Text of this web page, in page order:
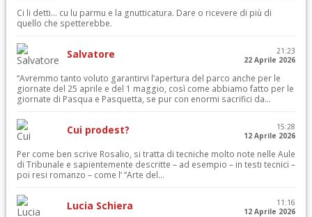
Ci li detti… cu lu parmu e la gnutticatura. Dare o ricevere di più di
quello che spetterebbe.
Salvatore
21:23
22 Aprile 2026
“Avremmo tanto voluto garantirvi l’apertura del parco anche per le
giornate del 25 aprile e del 1 maggio, così come abbiamo fatto per le
giornate di Pasqua e Pasquetta, se pur con enormi sacrifici da...
Cui prodest?
15:28
12 Aprile 2026
Per come ben scrive Rosalio, si tratta di tecniche molto note nelle Aule
di Tribunale e sapientemente descritte – ad esempio – in testi tecnici –
poi resi romanzo – come l’ “Arte del...
Lucia Schiera
11:16
12 Aprile 2026